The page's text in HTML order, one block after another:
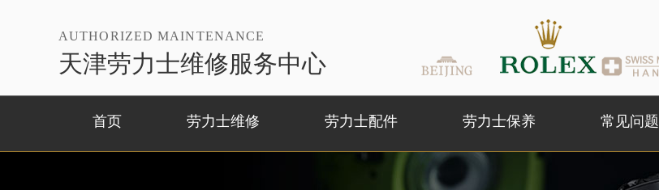
AUTHORIZED MAINTENANCE
天津劳力士维修服务中心
首页 劳力士维修 劳力士配件 劳力士保养 常见问题